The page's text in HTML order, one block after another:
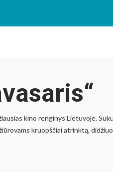
kino renginys Lietuvoje.
kruopščiai atrinktą,